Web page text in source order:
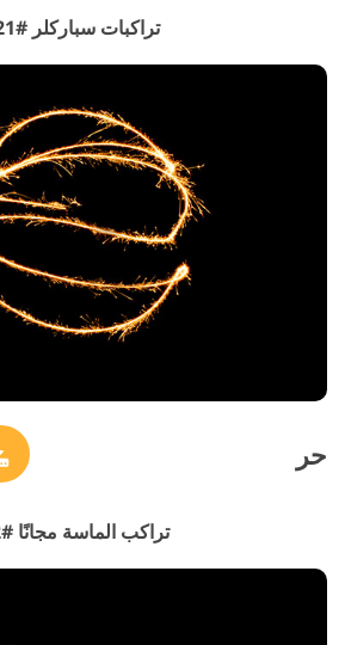
تراكبات سباركلر #21 "Quaint Figures"
حر
تراكب الماسة مجانًا #22 "Time for Love"